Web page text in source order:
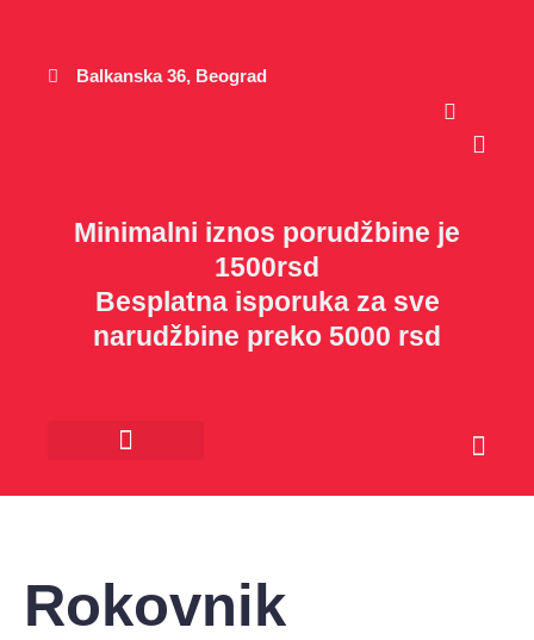
садржајBalkanska 36, Beograd
Cart
Minimalni iznos porudžbine je
1500rsd
Besplatna isporuka za sve
narudžbine preko 5000 rsd
Cart
Rokovnik